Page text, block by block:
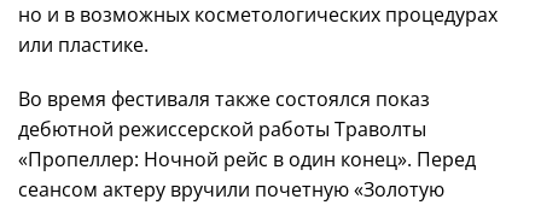
но и в возможных косметологических процедурах
или пластике.
Во время фестиваля также состоялся показ
дебютной режиссерской работы Траволты
«Пропеллер: Ночной рейс в один конец». Перед
сеансом актеру вручили почетную «Золотую